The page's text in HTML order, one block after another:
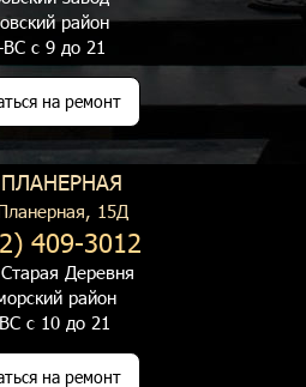
район
с 9 до 21
на ремонт
15Д
409-3012
Деревня
район
с 10 до 21
на ремонт